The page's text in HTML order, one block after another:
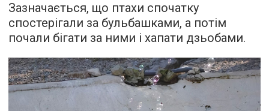
Зазначається, що птахи спочатку
спостерігали за бульбашками, а потім
почали бігати за ними і хапати дзьобами.